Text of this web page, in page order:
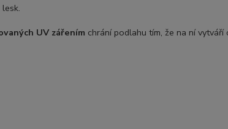
UV zářením chrání podlahu tím, že na ní vytváří